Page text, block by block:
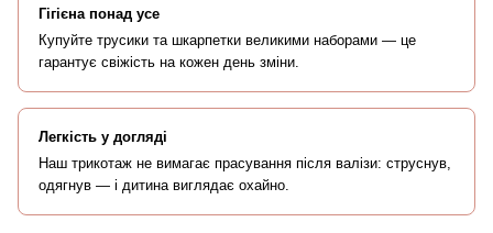
Гігієна понад усе
Купуйте трусики та шкарпетки великими наборами — це
гарантує свіжість на кожен день зміни.
Легкість у догляді
Наш трикотаж не вимагає прасування після валізи: струснув,
одягнув — і дитина виглядає охайно.